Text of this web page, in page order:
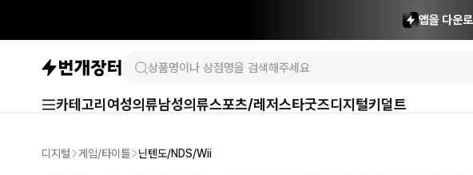
앱을 다운
카테고리 여성의류남성의류스포츠/레저스타굿즈디지털키덜트
디지털 게임/타이틀 닌텐도/NDS/Wii